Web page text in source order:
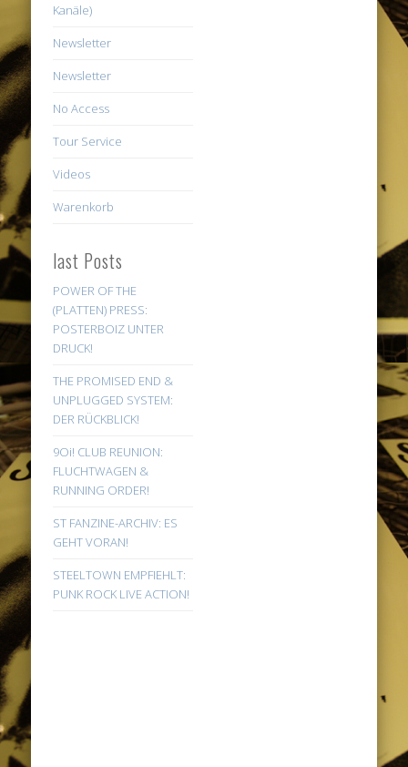
Kanäle)
Newsletter
Newsletter
No Access
Tour Service
Videos
Warenkorb
last Posts
POWER OF THE
(PLATTEN) PRESS:
POSTERBOIZ UNTER
DRUCK!
THE PROMISED END &
UNPLUGGED SYSTEM:
DER RÜCKBLICK!
9Oi! CLUB REUNION:
FLUCHTWAGEN &
RUNNING ORDER!
ST FANZINE-ARCHIV: ES
GEHT VORAN!
STEELTOWN EMPFIEHLT:
PUNK ROCK LIVE ACTION!